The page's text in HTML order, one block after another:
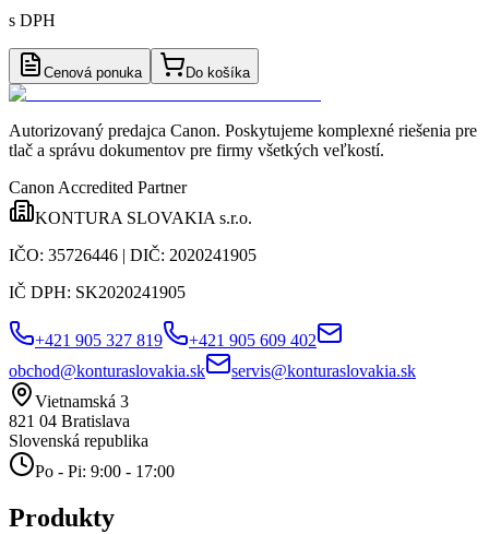
s DPH
Cenová ponuka Do košíka
Autorizovaný predajca Canon. Poskytujeme komplexné riešenia pre
tlač a správu dokumentov pre firmy všetkých veľkostí.
Canon Accredited Partner
KONTURA SLOVAKIA s.r.o.
IČO: 35726446 | DIČ: 2020241905
IČ DPH: SK2020241905
+421 905 327 819
+421 905 609 402
obchod@konturaslovakia.sk
servis@konturaslovakia.sk
Vietnamská 3
821 04 Bratislava
Slovenská republika
Po - Pi: 9:00 - 17:00
Produkty